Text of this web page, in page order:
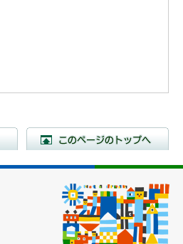
前のページに戻る